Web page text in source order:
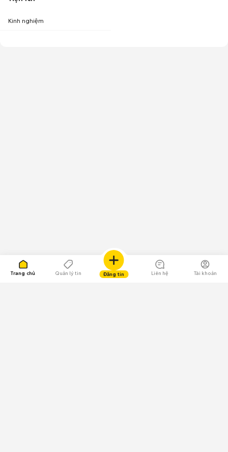
Trang chủ Quản lý tin Đăng tin Liên hệ Tài khoản
Kinh nghiệm